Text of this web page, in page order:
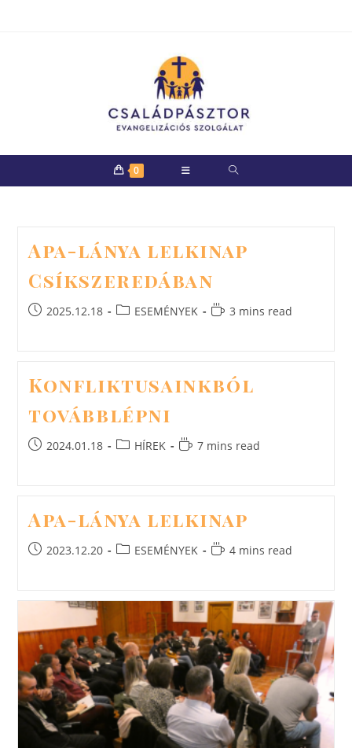
0
Apa-lánya lelkinap
Csíkszeredában
Post2025.12.18
PostESEMÉNYEK
Reading
3 mins read
Konfliktusainkból
továbblépni
Post2024.01.18
PostHÍREK
Reading
7 mins read
Apa-lánya lelkinap
Post2023.12.20
PostESEMÉNYEK
Reading
4 mins read